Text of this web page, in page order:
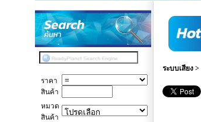
ราคา
สินค้า
หมวด
สินค้า
ระบบเสียง >